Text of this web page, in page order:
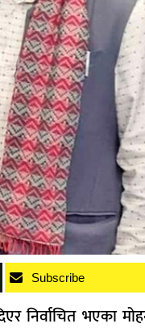
Subscribe
दिएर निर्वाचित